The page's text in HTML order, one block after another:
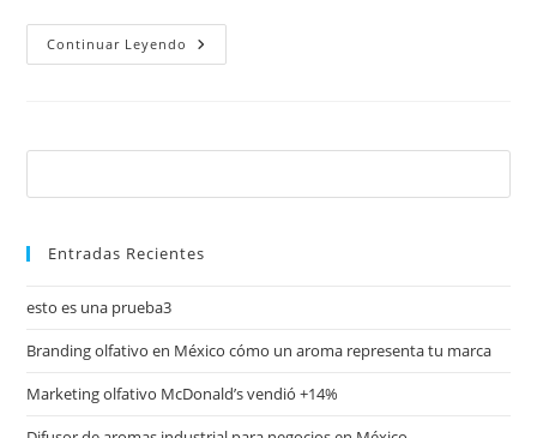
Continuar Leyendo
Entradas Recientes
esto es una prueba3
Branding olfativo en México cómo un aroma representa tu marca
Marketing olfativo McDonald’s vendió +14%